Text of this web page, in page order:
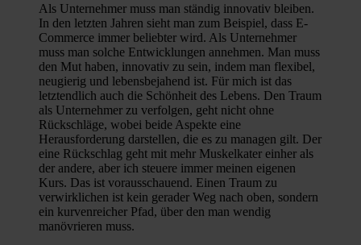
Als Unternehmer muss man ständig innovativ bleiben.
In den letzten Jahren sieht man zum Beispiel, dass E-
Commerce immer beliebter wird. Als Unternehmer
muss man solche Entwicklungen annehmen. Man muss
den Mut haben, innovativ zu sein, indem man flexibel,
neugierig und lebensbejahend ist. Für mich ist das
letztendlich auch die Schönheit des Lebens. Den Traum
als Unternehmer zu verfolgen, geht nicht ohne
Rückschläge, wobei beide Aspekte eine
Herausforderung darstellen, die es zu managen gilt. Der
eine Rückschlag geht mit mehr Muskelkater einher als
der andere, aber ich steuere immer meinen eigenen
Kurs. Das ist vorausschauend. Einen Traum zu
verwirklichen ist kein gerader Weg nach oben, sondern
ein kurvenreicher Pfad, über den man wendig
manövrieren muss.